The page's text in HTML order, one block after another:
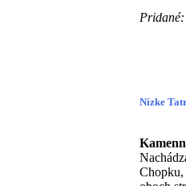
Nízke
Chopku,